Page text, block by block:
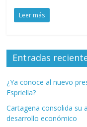
Leer más
Entradas
¿Ya conoce al nuevo
Espriella?
Cartagena consolida
desarrollo económico